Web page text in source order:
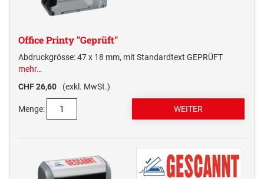
Office Printy "Geprüft"
Abdruckgrösse: 47 x 18 mm, mit Standardtext GEPRÜFT
mehr…
CHF 26,60
(exkl. MwSt.)
Menge: